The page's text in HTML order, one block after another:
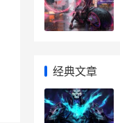
经典文章